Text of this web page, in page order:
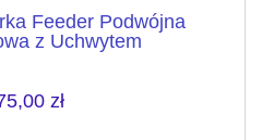
Feeder Podwójna
z Uchwytem
zł